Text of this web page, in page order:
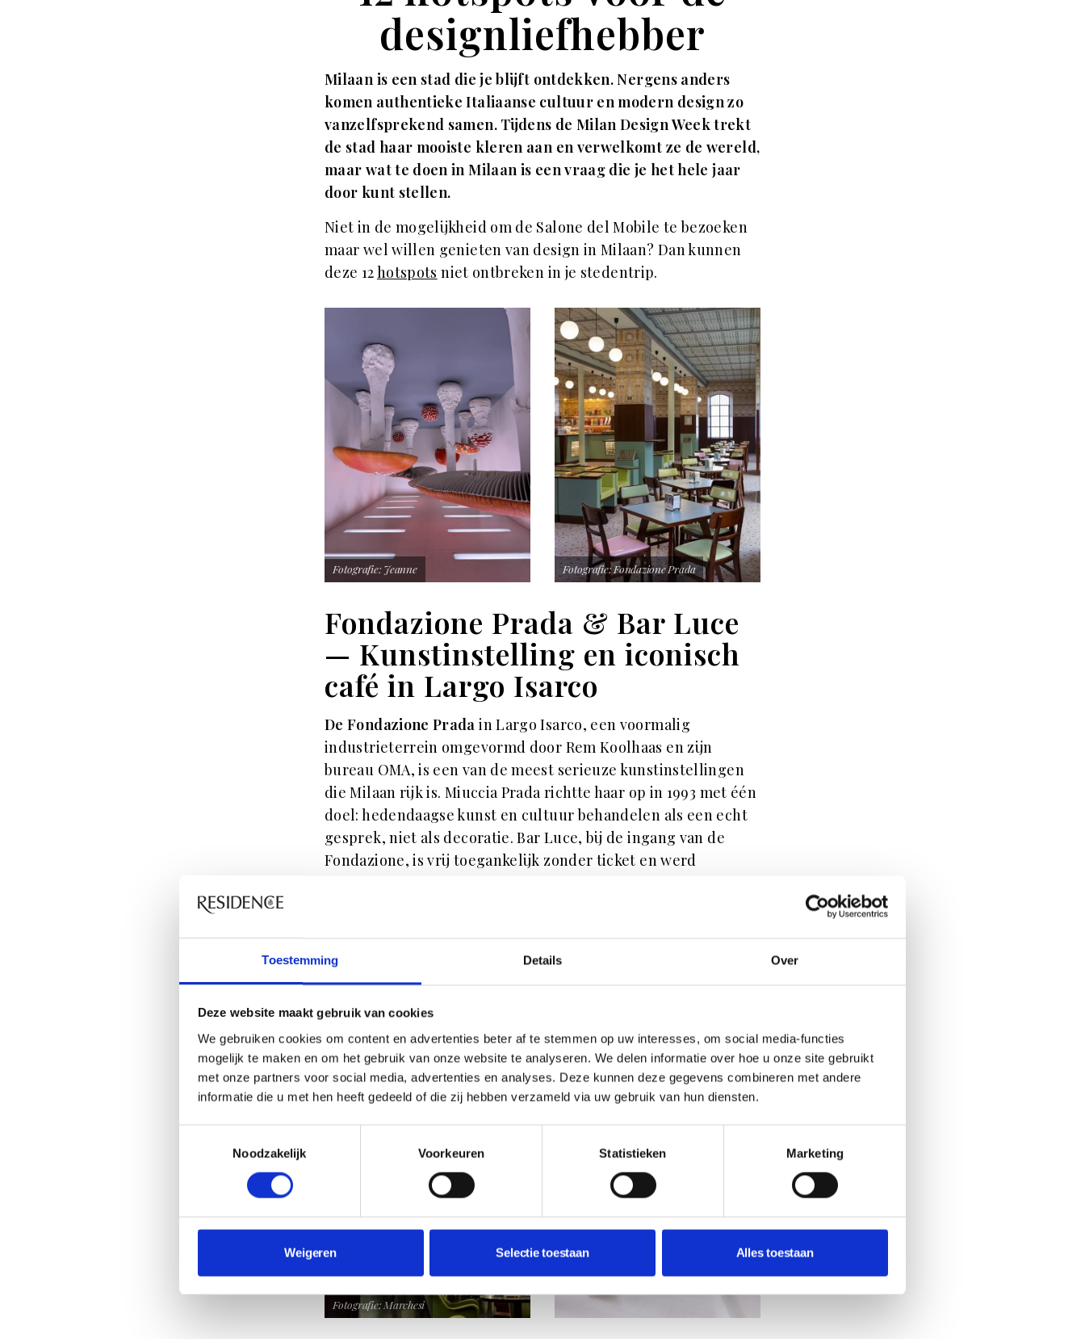
Toestemming Details Over
Deze website maakt gebruik van cookies
We gebruiken cookies om content en advertenties beter af te stemmen op uw interesses, om social media-functies
mogelijk te maken en om het gebruik van onze website te analyseren. We delen informatie over hoe u onze site gebruikt
met onze partners voor social media, advertenties en analyses. Deze kunnen deze gegevens combineren met andere
informatie die u met hen heeft gedeeld of die zij hebben verzameld via uw gebruik van hun diensten.
Noodzakelijk
Voorkeuren Statistieken Marketing
Weigeren Selectie toestaan Alles toestaan
designliefhebber
Milaan is een stad die je blijft ontdekken. Nergens anders
komen authentieke Italiaanse cultuur en modern design zo
vanzelfsprekend samen. Tijdens de Milan Design Week trekt
de stad haar mooiste kleren aan en verwelkomt ze de wereld,
maar wat te doen in Milaan is een vraag die je het hele jaar
door kunt stellen.
Niet in de mogelijkheid om de Salone del Mobile te bezoeken
maar wel willen genieten van design in Milaan? Dan kunnen
deze 12hotspots niet ontbreken in je stedentrip.
Fotografie: Jeanne Fotografie: Fondazione Prada
Fondazione Prada & Bar Luce
— Kunstinstelling en iconisch
café in Largo Isarco
De Fondazione Prada in Largo Isarco, een voormalig
industrieterrein omgevormd door Rem Koolhaas en zijn
bureau OMA, is een van de meest serieuze kunstinstellingen
die Milaan rijk is. Miuccia Prada richtte haar op in 1993 met één
doel: hedendaagse kunst en cultuur behandelen als een echt
gesprek, niet als decoratie. Bar Luce, bij de ingang van de
Fondazione, is vrij toegankelijk zonder ticket en werd
glasoverkapping van de Galleria Vittorio Emanuele, een detail
dat je pas opmerkt als je omhoogkijkt.
Largo Isarco 2, Zuid-Milaan (wijk Porta Romana)
Fotografie: Marchesi